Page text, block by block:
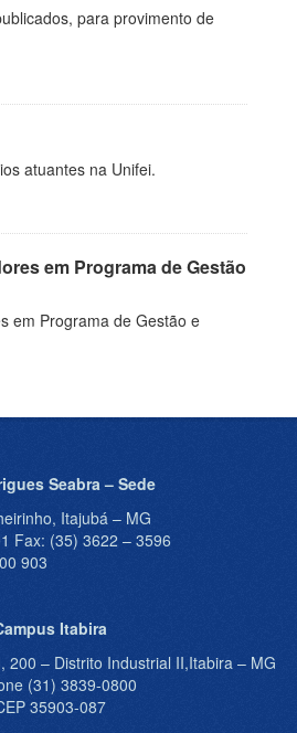
para provimento de
atuantes na Unifei.
em Programa de Gestão
em Programa de Gestão e
Seabra – Sede
Itajubá – MG
Fax: (35) 3622 – 3596
903
Itabira
200 – Distrito Industrial II,Itabira – MG
(31) 3839-0800
35903-087